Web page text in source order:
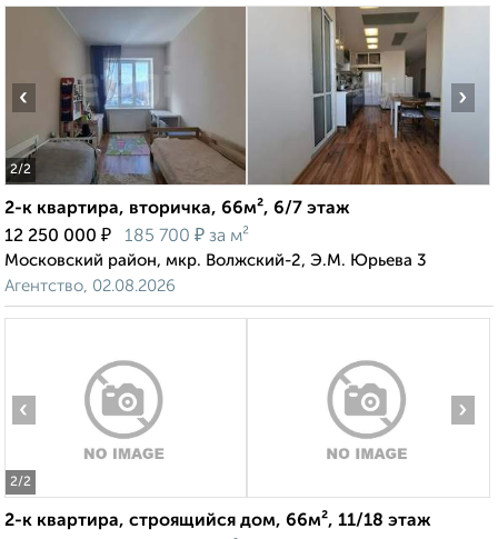
2/2
‹ ›
2-к квартира, вторичка, 66м², 6/7 этаж
12 250 000 ₽ 185 700 ₽ за м²
Московский район, мкр. Волжский-2, Э.М. Юрьева 3
Агентство, 02.08.2026
2/2
‹ ›
2-к квартира, строящийся дом, 66м², 11/18 этаж